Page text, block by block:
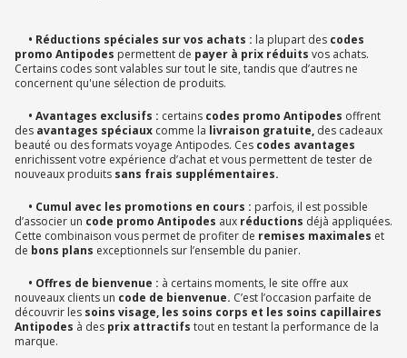
• Réductions spéciales sur vos achats : la plupart des codes
promo Antipodes permettent de payer à prix réduits vos achats.
Certains codes sont valables sur tout le site, tandis que d’autres ne
concernent qu'une sélection de produits.
• Avantages exclusifs : certains codes promo Antipodes offrent
des avantages spéciaux comme la livraison gratuite, des cadeaux
beauté ou des formats voyage Antipodes. Ces codes avantages
enrichissent votre expérience d’achat et vous permettent de tester de
nouveaux produits sans frais supplémentaires.
• Cumul avec les promotions en cours : parfois, il est possible
d’associer un code promo Antipodes aux réductions déjà appliquées.
Cette combinaison vous permet de profiter de remises maximales et
de bons plans exceptionnels sur l’ensemble du panier.
• Offres de bienvenue : à certains moments, le site offre aux
nouveaux clients un code de bienvenue. C’est l’occasion parfaite de
découvrir les soins visage, les soins corps et les soins capillaires
Antipodes à des prix attractifs tout en testant la performance de la
marque.